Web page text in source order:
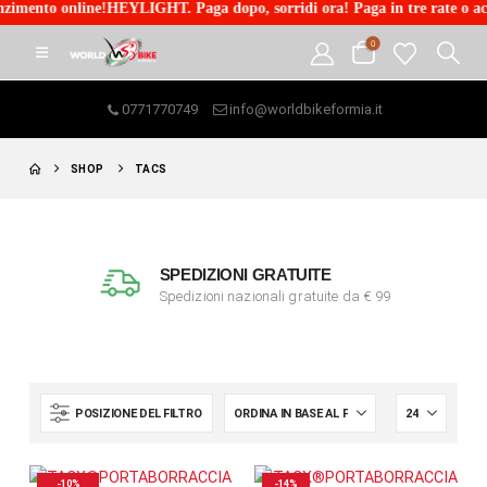
online!HEYLIGHT. Paga dopo, sorridi ora! Paga in tre rate o
0
0771770749 info@worldbikeformia.it
SHOP TACS
SPEDIZIONI GRATUITE
Spedizioni nazionali gratuite da € 99
POSIZIONE DEL FILTRO
-10% -14%